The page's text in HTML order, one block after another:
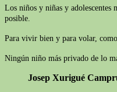
Los niños y niñas y adolescentes
posible.
Para vivir bien y para volar,
Ningún niño más privado de lo
Josep Xurigué